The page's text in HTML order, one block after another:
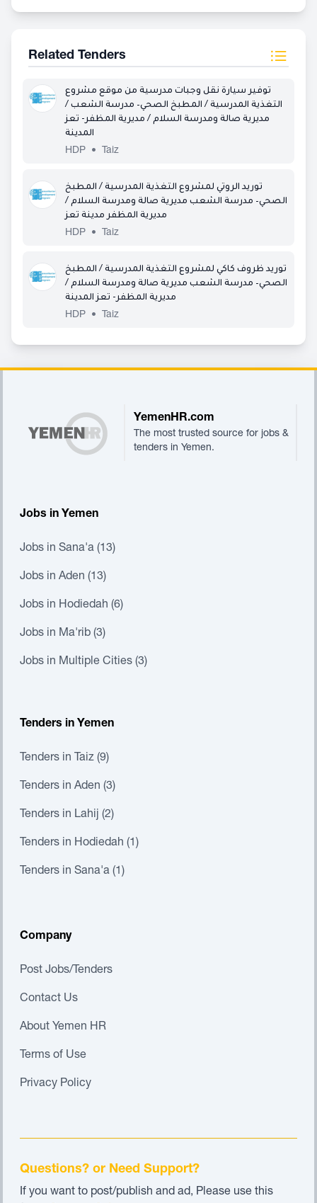
Related Tenders
توفير سيارة نقل وجبات مدرسية من موقع مشروع
التغذية المدرسية / المطبخ الصحي– مدرسة الشعب /
مديرية صالة ومدرسة السلام / مديرية المظفر- تعز
المدينة
HDP
• Taiz
توريد الروتي لمشروع التغذية المدرسية / المطبخ
الصحي– مدرسة الشعب مديرية صالة ومدرسة السلام /
مديرية المظفر مدينة تعز
HDP
• Taiz
توريد ظروف كاكي لمشروع التغذية المدرسية / المطبخ
الصحي– مدرسة الشعب مديرية صالة ومدرسة السلام /
مديرية المظفر- تعز المدينة
HDP
• Taiz
YemenHR.com
The most trusted source for jobs &
tenders in Yemen.
Jobs in Yemen
Jobs in Sana'a (13)
Jobs in Aden (13)
Jobs in Hodiedah (6)
Jobs in Ma'rib (3)
Jobs in Multiple Cities (3)
Tenders in Yemen
Tenders in Taiz (9)
Tenders in Aden (3)
Tenders in Lahij (2)
Tenders in Hodiedah (1)
Tenders in Sana'a (1)
Company
Post Jobs/Tenders
Contact Us
About Yemen HR
Terms of Use
Privacy Policy
Questions? or Need Support?
If you want to post/publish and ad, Please use this